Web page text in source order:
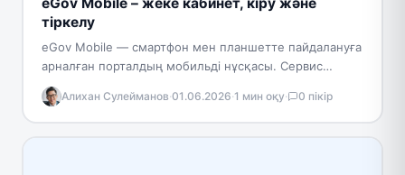
тіркелу
eGov Mobile — смартфон мен планшетте пайдалануға
арналған порталдың мобильді нұсқасы. Сервис
eGov.kz-тің барлық негізгі функцияларына қол
жеткізу мүмкіндігін береді; ол жеңілдетілген…
Алихан Сулейманов·01.06.2026·1 мин оқу· 0 пікір